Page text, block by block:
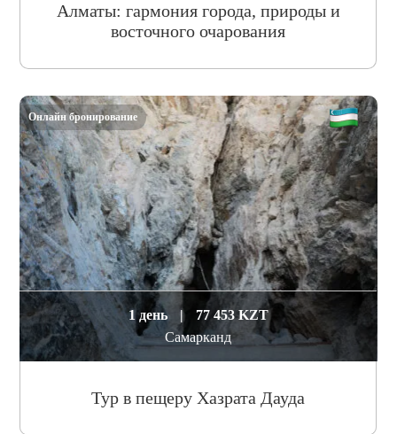
Алматы: гармония города, природы и
восточного очарования
1 день |
77 453 KZT
Самарканд
Тур в пещеру Хазрата Дауда
Онлайн бронирование